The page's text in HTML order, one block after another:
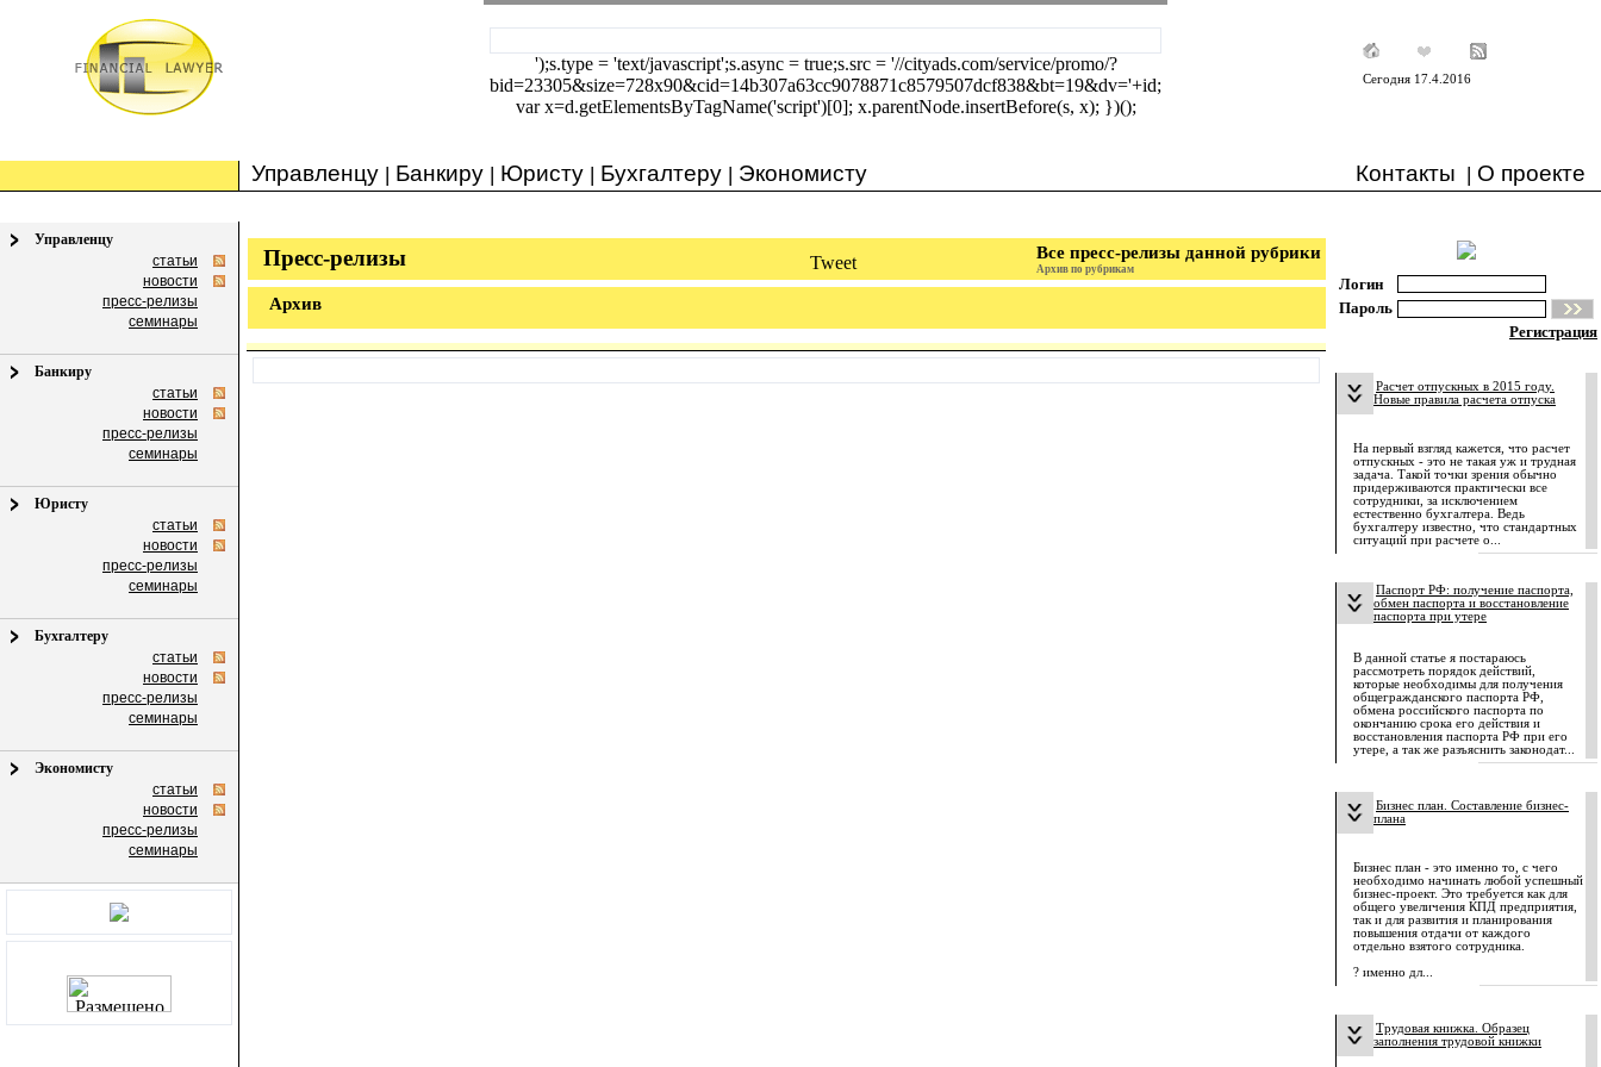
');s.type = 'text/javascript';s.async = true;s.src = '//cityads.com/service/promo/?
bid=23305&size=728x90&cid=14b307a63cc9078871c8579507dcf838&bt=19&dv='+id;
var x=d.getElementsByTagName('script')[0]; x.parentNode.insertBefore(s, x); })();
Сегодня 17.4.2016
Управленцу | Банкиру | Юристу | Бухгалтеру | Экономисту Контакты | О проекте
Управленцу
статьи
новости
пресс-релизы
семинары
Банкиру
статьи
новости
пресс-релизы
семинары
Юристу
статьи
новости
пресс-релизы
семинары
Бухгалтеру
статьи
новости
пресс-релизы
семинары
Экономисту
статьи
новости
пресс-релизы
семинары
Пресс-релизы Tweet Все пресс-релизы данной рубрики
Архив по рубрикам
Архив
Логин
Пароль
Регистрация
Расчет отпускных в 2015 году.
Новые правила расчета отпуска
На первый взгляд кажется, что расчет
отпускных - это не такая уж и трудная
задача. Такой точки зрения обычно
придерживаются практически все
сотрудники, за исключением
естественно бухгалтера. Ведь
бухгалтеру известно, что стандартных
ситуаций при расчете о...
Паспорт РФ: получение паспорта,
обмен паспорта и восстановление
паспорта при утере
В данной статье я постараюсь
рассмотреть порядок действий,
которые необходимы для получения
общегражданского паспорта РФ,
обмена российского паспорта по
окончанию срока его действия и
восстановления паспорта РФ при его
утере, а так же разъяснить законодат...
Бизнес план. Составление бизнес-
плана
Бизнес план - это именно то, с чего
необходимо начинать любой успешный
бизнес-проект. Это требуется как для
общего увеличения КПД предприятия,
так и для развития и планирования
повышения отдачи от каждого
отдельно взятого сотрудника.
? именно дл...
Трудовая книжка. Образец
заполнения трудовой книжки